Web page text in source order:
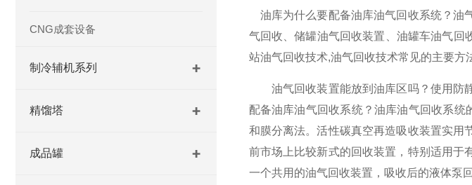
CNG成套设备
制冷辅机系列
精馏塔
成品罐
油库为什么要配备油库油气回收系统？油
气回收、储罐油气回收装置、油罐车油气回
站油气回收技术,油气回收技术常见的主要
油气回收装置能放到油库区吗？使用防
配备油库油气回收系统？油库油气回收系
和膜分离法。活性碳真空再造吸收装置实用
前市场上比较新式的回收装置，特别适用于
一个共用的油气回收装置，吸收后的液体泵回